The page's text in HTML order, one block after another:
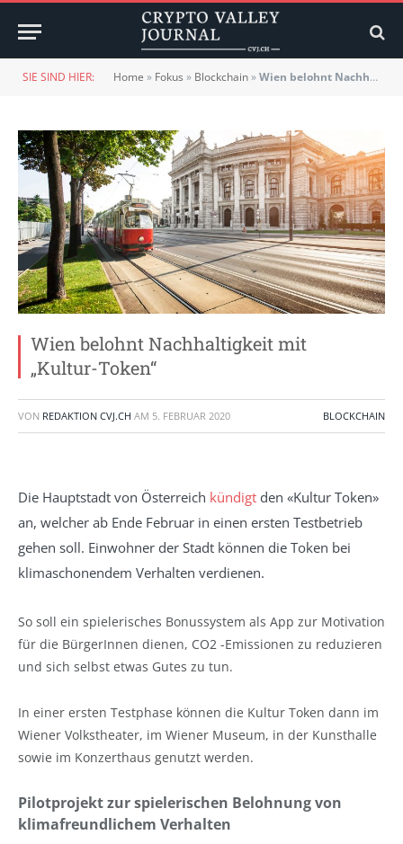
SIE SIND HIER: Home » Fokus » Blockchain»Wien belohnt Nachhaltigkeit mit „Kultur-Token“
Wien belohnt Nachhaltigkeit mit
„Kultur-Token“
VON REDAKTION CVJ.CH AM 5. FEBRUAR 2020 BLOCKCHAIN
Die Hauptstadt von Österreich kündigt den «Kultur Token»
an, welcher ab Ende Februar in einen ersten Testbetrieb
gehen soll. Einwohner der Stadt können die Token bei
klimaschonendem Verhalten verdienen.
So soll ein spielerisches Bonussystem als App zur Motivation
für die BürgerInnen dienen, CO2 -Emissionen zu reduzieren
und sich selbst etwas Gutes zu tun.
In einer ersten Testphase können die Kultur Token dann im
Wiener Volkstheater, im Wiener Museum, in der Kunsthalle
sowie im Konzerthaus genutzt werden.
Pilotprojekt zur spielerischen Belohnung von
klimafreundlichem Verhalten